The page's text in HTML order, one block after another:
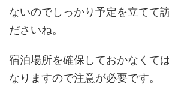
ないのでしっかり予定を立てて
ださいね。
宿泊場所を確保しておかなくて
なりますので注意が必要です。